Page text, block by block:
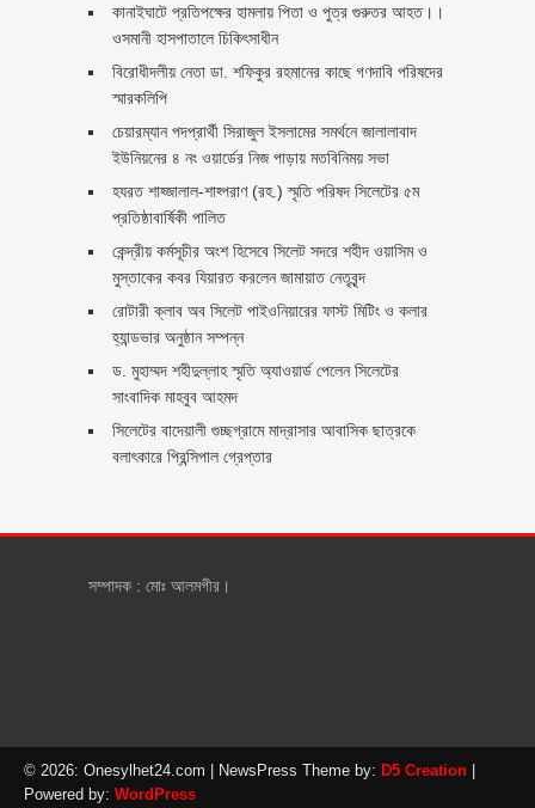
কানাইঘাটে প্রতিপক্ষের হামলায় পিতা ও পুত্র গুরুতর আহত।।
ওসমানী হাসপাতালে চিকিৎসাধীন
বিরোধীদলীয় নেতা ডা. শফিকুর রহমানের কাছে গণদাবি পরিষদের
স্মারকলিপি ‎
চেয়ারম্যান পদপ্রার্থী সিরাজুল ইসলামের সমর্থনে জালালাবাদ
ইউনিয়নের ৪ নং ওয়ার্ডের নিজ পাড়ায় মতবিনিময় সভা
হযরত শাহ্জালাল-শাহ্পরাণ (রহ.) স্মৃতি পরিষদ সিলেটের ৫ম
প্রতিষ্ঠাবার্ষিকী পালিত ‎​
কেন্দ্রীয় কর্মসূচীর অংশ হিসেবে সিলেট সদরে শহীদ ওয়াসিম ও
মুস্তাকের কবর যিয়ারত করলেন জামায়াত নেতৃবৃন্দ ‎
রোটারী ক্লাব অব সিলেট পাইওনিয়ারের ফাস্ট মিটিং ও কলার
হ্যান্ডভার অনুষ্ঠান সম্পন্ন
ড. মুহাম্মদ শহীদুল্লাহ স্মৃতি অ্যাওয়ার্ড পেলেন সিলেটের
সাংবাদিক মাহবুব আহমদ
সিলেটের বাদেয়ালী গুচ্ছগ্রামে মাদ্রাসার আবাসিক ছাত্রকে
বলাৎকারে প্রিন্সিপাল গ্রেপ্তার ‎
সম্পাদক : মোঃ আলমগীর।
© 2026: Onesylhet24.com | NewsPress Theme by: D5 Creation
Powered by: WordPress